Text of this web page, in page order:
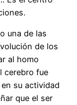
una de las
de los
al homo
cerebro fue
su actividad
que el ser